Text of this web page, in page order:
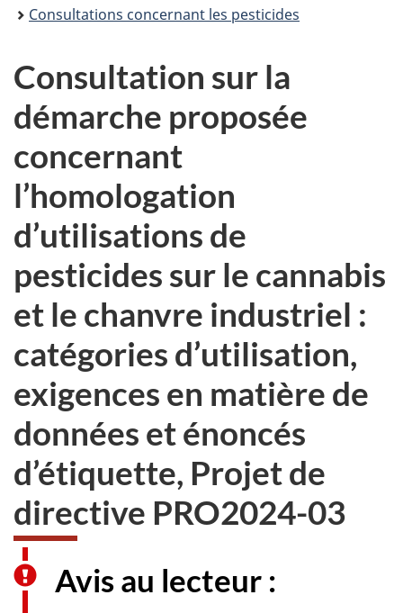
Consultations concernant les pesticides
Consultation sur la
démarche proposée
concernant
l’homologation
d’utilisations de
pesticides sur le cannabis
et le chanvre industriel :
catégories d’utilisation,
exigences en matière de
données et énoncés
d’étiquette, Projet de
directive PRO2024-03
Avis au lecteur :